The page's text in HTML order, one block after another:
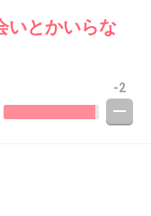
いとかいらな
-2